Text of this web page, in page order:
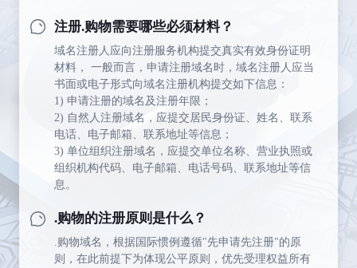
注册.购物需要哪些必须材料？
域名注册人应向注册服务机构提交真实有效身份证明
材料， 一般而言，申请注册域名时，域名注册人应当
书面或电子形式向域名注册机构提交如下信息：
1) 申请注册的域名及注册年限；
2) 自然人注册域名，应提交居民身份证、姓名、联系
电话、电子邮箱、联系地址等信息；
3) 单位组织注册域名，应提交单位名称、营业执照或
组织机构代码、电子邮箱、电话号码、联系地址等信
息。
.购物的注册原则是什么？
.购物域名，根据国际惯例遵循"先申请先注册"的原
则，在此前提下为体现公平原则，优先受理权益所有